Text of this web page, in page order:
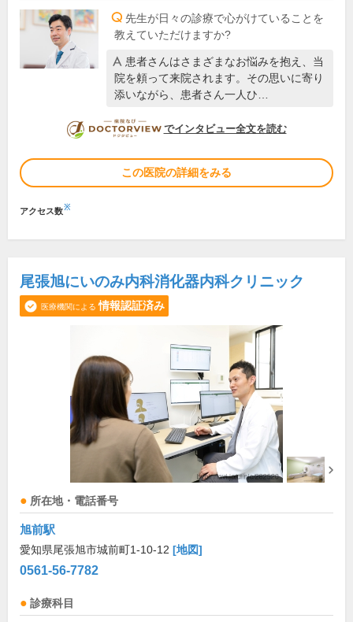
先生が日々の診療で心がけていることを
教えていただけますか?
患者さんはさまざまなお悩みを抱え、当
院を頼って来院されます。その思いに寄り
添いながら、患者さん一人ひ…
DOCTORVIEW
でインタビュー全文を読む
この医院の詳細をみる
アクセス数※
尾張旭にいのみ内科消化器内科クリニック
医療機関による 情報認証済み
所在地・電話番号
旭前駅
愛知県尾張旭市城前町1-10-12 [地図]
0561-56-7782
診療科目